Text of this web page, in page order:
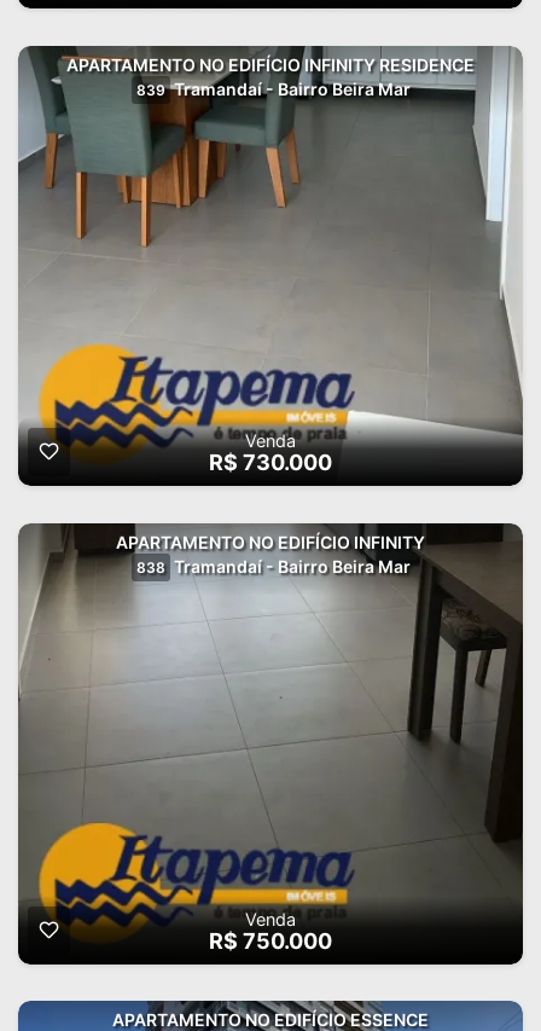
APARTAMENTO NO EDIFÍCIO INFINITY RESIDENCE
839 Tramandaí - Bairro Beira Mar
Venda
R$ 730.000
APARTAMENTO NO EDIFÍCIO INFINITY
838 Tramandaí - Bairro Beira Mar
Venda
R$ 750.000
APARTAMENTO NO EDIFÍCIO ESSENCE